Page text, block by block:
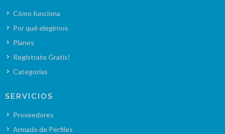
Cómo funciona
Por qué elegirnos
Planes
Registrate Gratis!
Categorías
SERVICIOS
Proveedores
Armado de Perfiles